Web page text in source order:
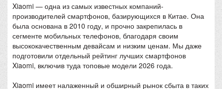
Xiaomi — одна из самых известных компаний-
производителей смартфонов, базирующихся в Китае. Она
была основана в 2010 году, и прочно закрепилась в
сегменте мобильных телефонов, благодаря своим
высококачественным девайсам и низким ценам. Мы даже
подготовили отдельный рейтинг лучших смартфонов
Xiaomi, включив туда топовые модели 2026 года.
Xiaomi имеет налаженный и обширный рынок сбыта в таких